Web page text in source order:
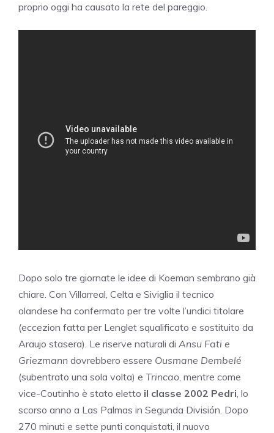
proprio oggi ha causato la rete del pareggio.
Dopo solo tre giornate le idee di Koeman sembrano già
chiare. Con Villarreal, Celta e Siviglia il tecnico
olandese ha confermato per tre volte l’undici titolare
(eccezion fatta per Lenglet squalificato e sostituito da
Araujo stasera). Le riserve naturali di Ansu Fati e
Griezmann dovrebbero essere Ousmane Dembelé
(subentrato una sola volta) e Trincao, mentre come
vice-Coutinho è stato eletto il classe 2002 Pedri, lo
scorso anno a Las Palmas in Segunda División. Dopo
270 minuti e sette punti conquistati, il nuovo